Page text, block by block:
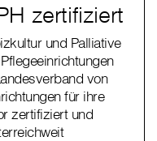
zertifiziert
und Palliative
von
für ihre
zertifiziert und